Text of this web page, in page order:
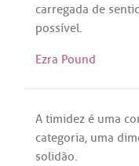
carregada de
possível.
Ezra Pound
A timidez é uma
categoria, uma
solidão.